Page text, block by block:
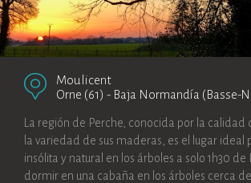
Moulicent
Orne (61) - Baja Normandía (Basse-
La región de Perche, conocida por la calidad
la variedad de sus maderas, es el lugar ideal
insólita y natural en los árboles a solo 1h30 de
dormir en una cabaña en los árboles cerca